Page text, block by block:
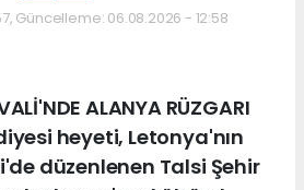
Güncelleme: 06.08.2026 - 12:58
ALANYA RÜZGARI
heyeti, Letonya'nın
düzenlenen Talsi Şehir